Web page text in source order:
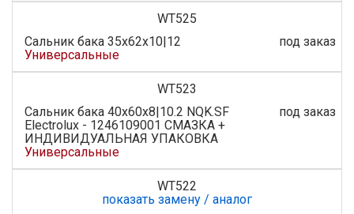
WT525
Сальник бака 35x62x10|12
Универсальные
под заказ
WT523
Сальник бака 40x60x8|10.2 NQK.SF
Electroluх - 1246109001 СМАЗКА +
ИНДИВИДУАЛЬНАЯ УПАКОВКА
Универсальные
под заказ
WT522
показать замену / аналог